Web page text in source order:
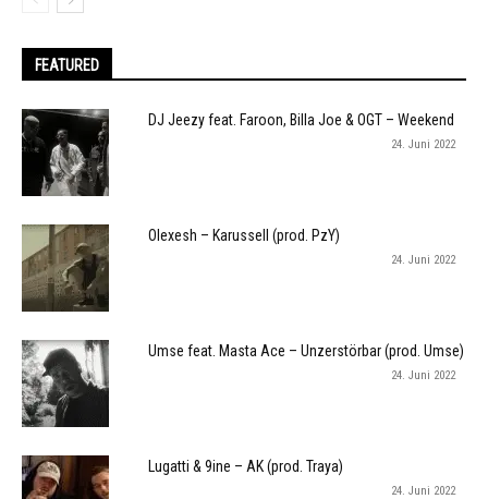
FEATURED
DJ Jeezy feat. Faroon, Billa Joe & OGT – Weekend
24. Juni 2022
Olexesh – Karussell (prod. PzY)
24. Juni 2022
Umse feat. Masta Ace – Unzerstörbar (prod. Umse)
24. Juni 2022
Lugatti & 9ine – AK (prod. Traya)
24. Juni 2022